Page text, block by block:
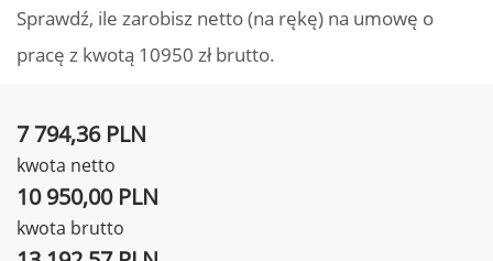
Sprawdź, ile zarobisz netto (na rękę) na umowę o
pracę z kwotą 10950 zł brutto.
7 794,36 PLN
kwota netto
10 950,00 PLN
kwota brutto